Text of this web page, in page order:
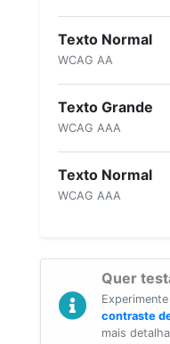
Texto Normal
WCAG AA
Texto Grande
WCAG AAA
Texto Normal
WCAG AAA
Quer
contraste
mais